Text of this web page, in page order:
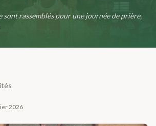
sont rassemblés pour une journée de prière,
2026